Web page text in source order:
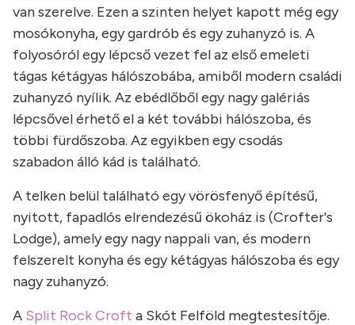
van szerelve. Ezen a szinten helyet kapott még egy
mosókonyha, egy gardrób és egy zuhanyzó is. A
folyosóról egy lépcső vezet fel az első emeleti
tágas kétágyas hálószobába, amiből modern családi
zuhanyzó nyílik. Az ebédlőből egy nagy galériás
lépcsővel érhető el a két további hálószoba, és
többi fürdőszoba. Az egyikben egy csodás
szabadon álló kád is található.
A telken belül található egy vörösfenyő építésű,
nyitott, fapadlós elrendezésű ökoház is (Crofter's
Lodge), amely egy nagy nappali van, és modern
felszerelt konyha és egy kétágyas hálószoba és egy
nagy zuhanyzó.
A Split Rock Croft a Skót Felföld megtestesítője.